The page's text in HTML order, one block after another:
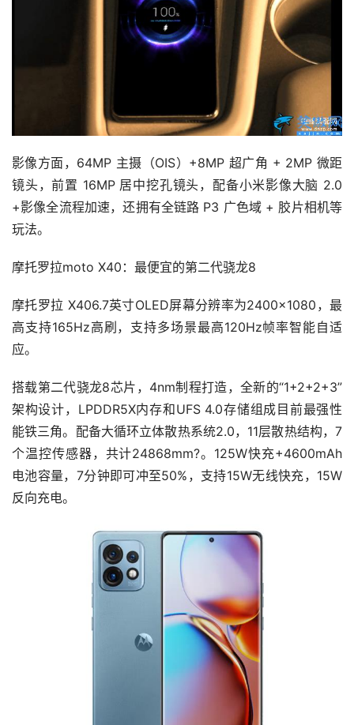
影像方面，64MP 主摄（OIS）+8MP 超广角 + 2MP 微距
镜头，前置 16MP 居中挖孔镜头，配备小米影像大脑 2.0
+影像全流程加速，还拥有全链路 P3 广色域 + 胶片相机等
玩法。
摩托罗拉moto X40：最便宜的第二代骁龙8
摩托罗拉 X406.7英寸OLED屏幕分辨率为2400×1080，最
高支持165Hz高刷，支持多场景最高120Hz帧率智能自适
应。
搭载第二代骁龙8芯片，4nm制程打造，全新的“1+2+2+3”
架构设计，LPDDR5X内存和UFS 4.0存储组成目前最强性
能铁三角。配备大循环立体散热系统2.0，11层散热结构，7
个温控传感器，共计24868mm?。125W快充+4600mAh
电池容量，7分钟即可冲至50%，支持15W无线快充，15W
反向充电。